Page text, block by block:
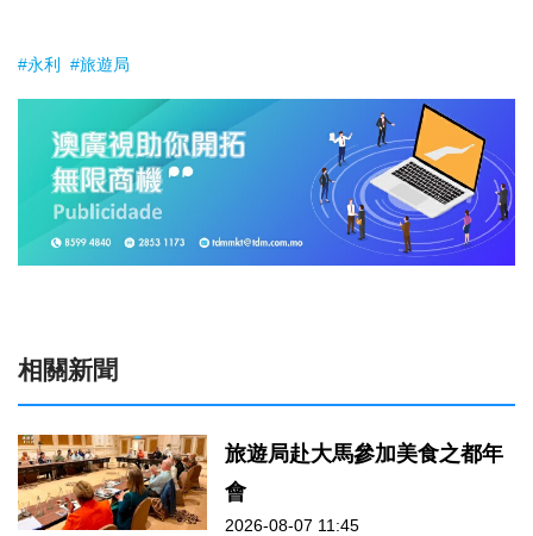
#永利 #旅遊局
相關新聞
旅遊局赴大馬參加美食之都年
會
2026-08-07 11:45